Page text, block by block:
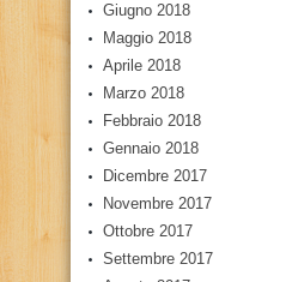
Giugno 2018
Maggio 2018
Aprile 2018
Marzo 2018
Febbraio 2018
Gennaio 2018
Dicembre 2017
Novembre 2017
Ottobre 2017
Settembre 2017